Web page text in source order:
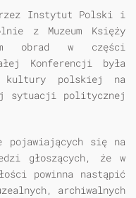
przez Instytut Polski i
z Muzeum Księży
obrad w części
Konferencji była
kultury polskiej na
sytuacji politycznej
się na
głoszących, że w
powinna nastąpić
archiwalnych